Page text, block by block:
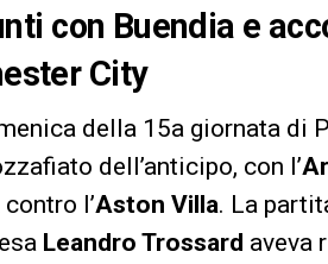
con Buendia e
City
della 15a giornata di
dell’anticipo, con l’
l’Aston Villa. La
Leandro Trossard aveva